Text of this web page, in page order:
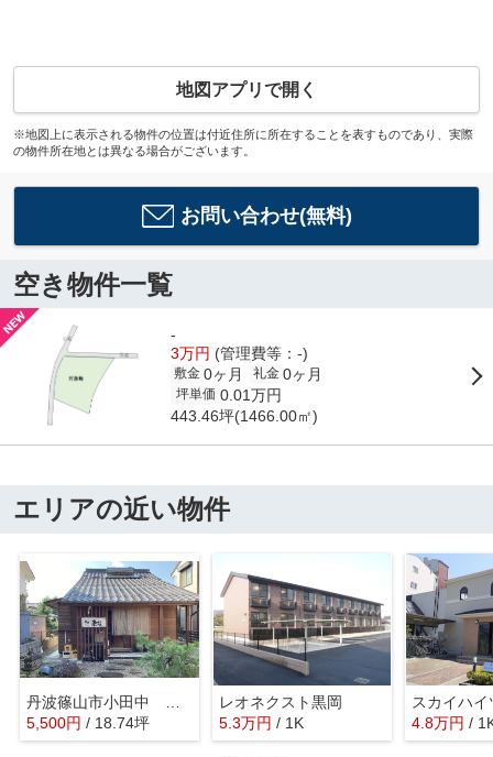
地図アプリで開く
※地図上に表示される物件の位置は付近住所に所在することを表すものであり、実際
の物件所在地とは異なる場合がございます。
お問い合わせ(無料)
空き物件一覧
-
3万円 (管理費等：-)
敷金 0ヶ月 礼金 0ヶ月
坪単価 0.01万円
443.46坪(1466.00㎡)
エリアの近い物件
丹波篠山市小田中 ウイークリー賃貸
5,500円 / 18.74坪
レオネクスト黒岡
5.3万円 / 1K
スカイハイ
4.8万円 /